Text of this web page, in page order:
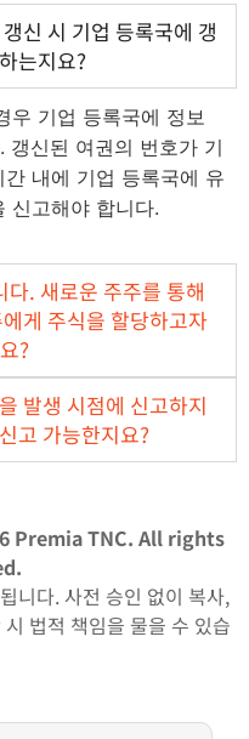
신 시 기업 등록국에 갱
는지요?​
우 기업 등록국에 정보
갱신된 여권의 번호가 기
내에 기업 등록국에 유
신고해야 합니다.
. 새로운 주주를 통해
게 주식을 할당하고자
?​
발생 시점에 신고하지
고 가능한지요?
Premia TNC. All rights
니다. 사전 승인 없이 복사,
법적 책임을 물을 수 있습